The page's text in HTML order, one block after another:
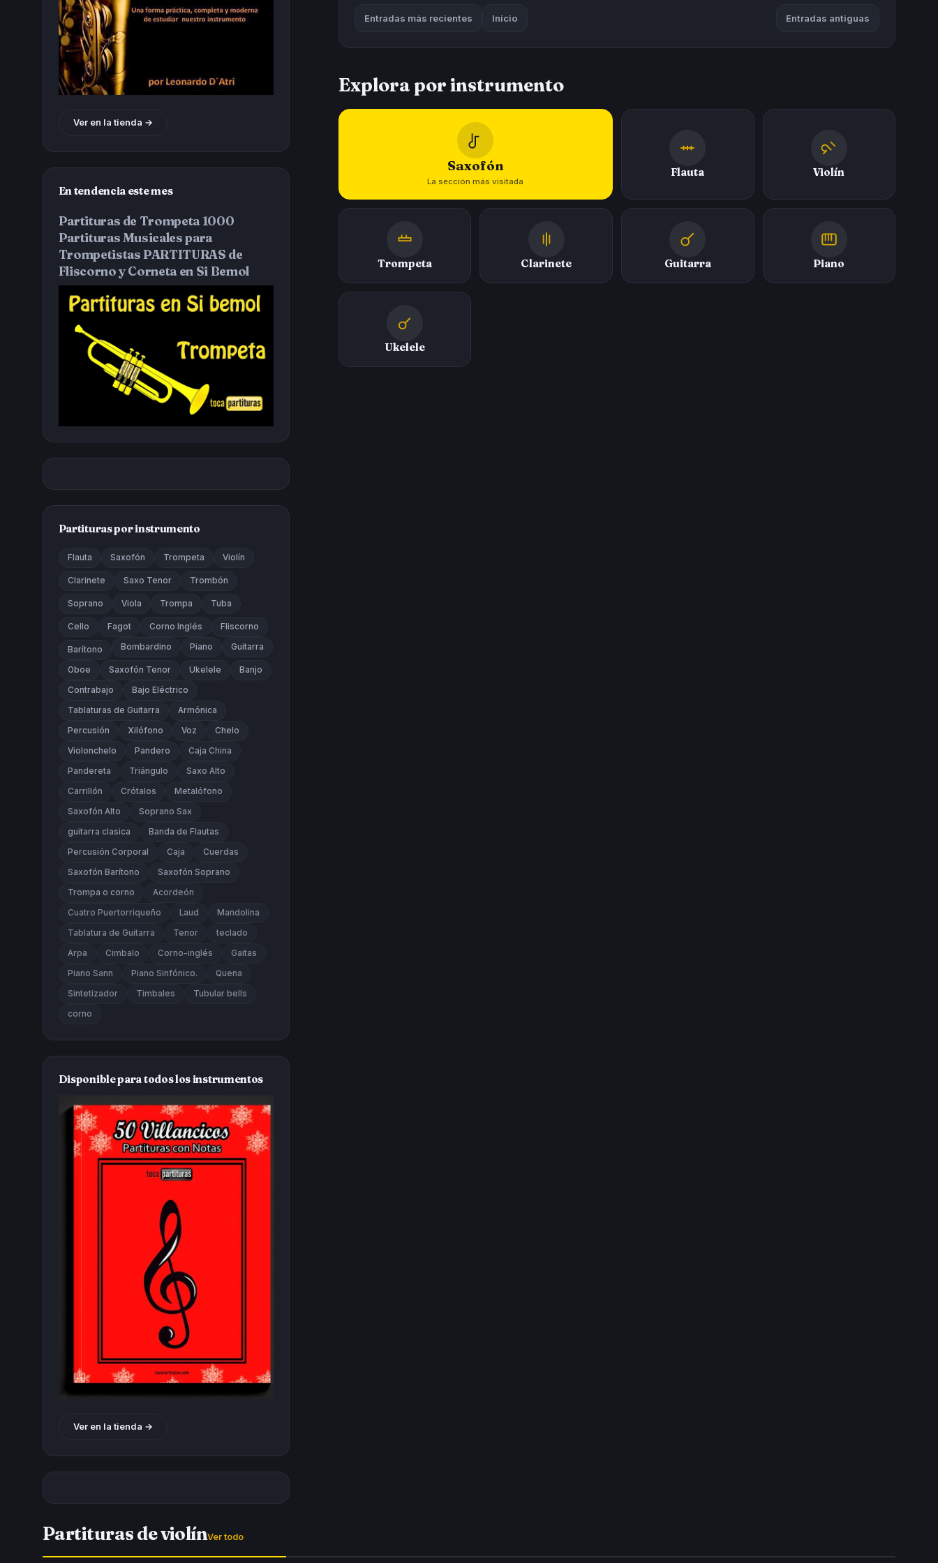
Entradas más recientes Entradas antiguas
Inicio
Explora por instrumento
Saxofón
La sección más visitada
Flauta Violín
Trompeta Clarinete Guitarra Piano
Ukelele
Ver en la tienda →
En tendencia este mes
Partituras de Trompeta 1000
Partituras Musicales para
Trompetistas PARTITURAS de
Fliscorno y Corneta en Si Bemol
Partituras por instrumento
Flauta Saxofón Trompeta Violín
Clarinete Saxo Tenor Trombón
Soprano Viola Trompa Tuba
Cello Fagot Corno Inglés Fliscorno
Barítono Bombardino Piano Guitarra
Oboe Saxofón Tenor Ukelele Banjo
Contrabajo Bajo Eléctrico
Tablaturas de Guitarra Armónica
Percusión Xilófono Voz Chelo
Violonchelo Pandero Caja China
Pandereta Triángulo Saxo Alto
Carrillón Crótalos Metalófono
Saxofón Alto Soprano Sax
guitarra clasica Banda de Flautas
Percusión Corporal Caja Cuerdas
Saxofón Barítono Saxofón Soprano
Trompa o corno Acordeón
Cuatro Puertorriqueño Laud Mandolina
Tablatura de Guitarra Tenor teclado
Arpa Cimbalo Corno-inglés Gaitas
Piano Sann Piano Sinfónico. Quena
Sintetizador Timbales Tubular bells
corno
Disponible para todos los instrumentos
Ver en la tienda →
Partituras de violínVer todo